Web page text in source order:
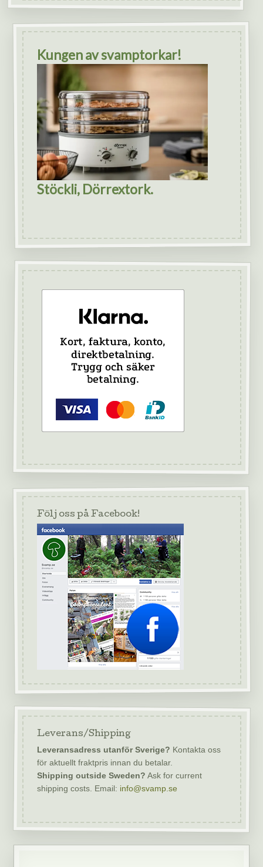
Kungen av svamptorkar!
Stöckli, Dörrextork.
Följ oss på Facebook!
Leverans/Shipping
Leveransadress utanför Sverige? Kontakta oss
för aktuellt fraktpris innan du betalar.
Shipping outside Sweden? Ask for current
shipping costs. Email: info@svamp.se